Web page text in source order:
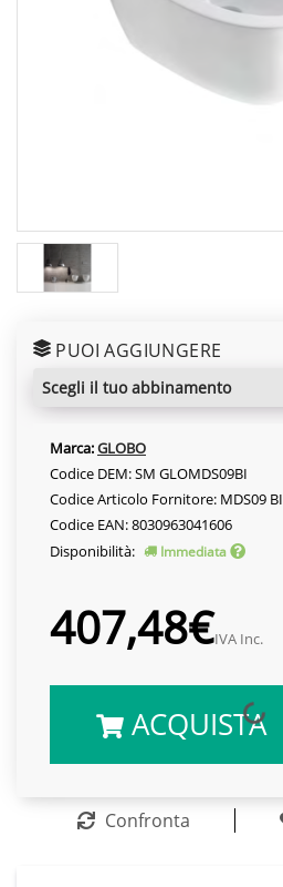
PUOI AGGIUNGERE
scegli il tuo abbinamento
Marca:GLOBO
Codice DEM: SM GLOMDS09BI
Codice Articolo Fornitore: MDS09 BI
Codice EAN: 8030963041606
Disponibilità:
Immediata
407,48€IVA Inc.
ACQUISTA
Confronta